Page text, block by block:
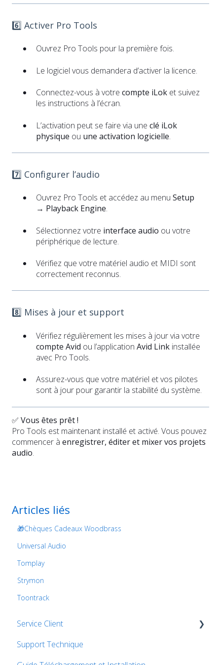
6️⃣ Activer Pro Tools
Ouvrez Pro Tools pour la première fois.
Le logiciel vous demandera d’activer la licence.
Connectez-vous à votre compte iLok et suivez
les instructions à l’écran.
L’activation peut se faire via une clé iLok
physique ou une activation logicielle.
7️⃣ Configurer l’audio
Ouvrez Pro Tools et accédez au menu Setup
→ Playback Engine.
Sélectionnez votre interface audio ou votre
périphérique de lecture.
Vérifiez que votre matériel audio et MIDI sont
correctement reconnus.
8️⃣ Mises à jour et support
Vérifiez régulièrement les mises à jour via votre
compte Avid ou l’application Avid Link installée
avec Pro Tools.
Assurez-vous que votre matériel et vos pilotes
sont à jour pour garantir la stabilité du système.
✅ Vous êtes prêt !
Pro Tools est maintenant installé et activé. Vous pouvez
commencer à enregistrer, éditer et mixer vos projets
audio.
Articles liés
🎁Chèques Cadeaux Woodbrass
Universal Audio
Tomplay
Strymon
Toontrack
Service Client
Commandes
Support Technique